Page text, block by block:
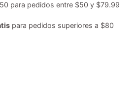
para pedidos entre $50 y $79.99
para pedidos superiores a $80